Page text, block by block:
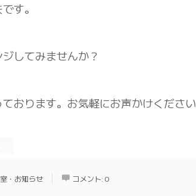
す。
してみませんか？
おります。お気軽にお声かけください
・お知らせ コメント: 0